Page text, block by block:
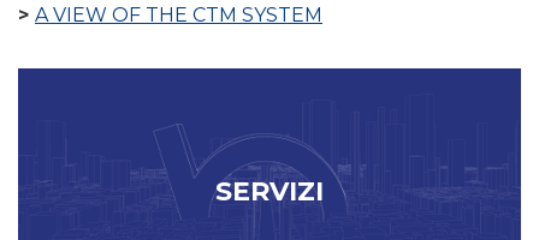
A VIEW OF THE CTM SYSTEM
SERVIZI